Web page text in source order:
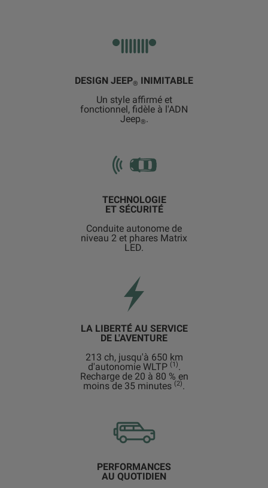
DESIGN JEEP® INIMITABLE
Un style affirmé et
fonctionnel, fidèle à l'ADN
Jeep®.
TECHNOLOGIE
ET SÉCURITÉ
Conduite autonome de
niveau 2 et phares Matrix
LED.
LA LIBERTÉ AU SERVICE
DE L'AVENTURE
213 ch, jusqu'à 650 km
d'autonomie WLTP (1).
Recharge de 20 à 80 % en
moins de 35 minutes (2).
PERFORMANCES
AU QUOTIDIEN